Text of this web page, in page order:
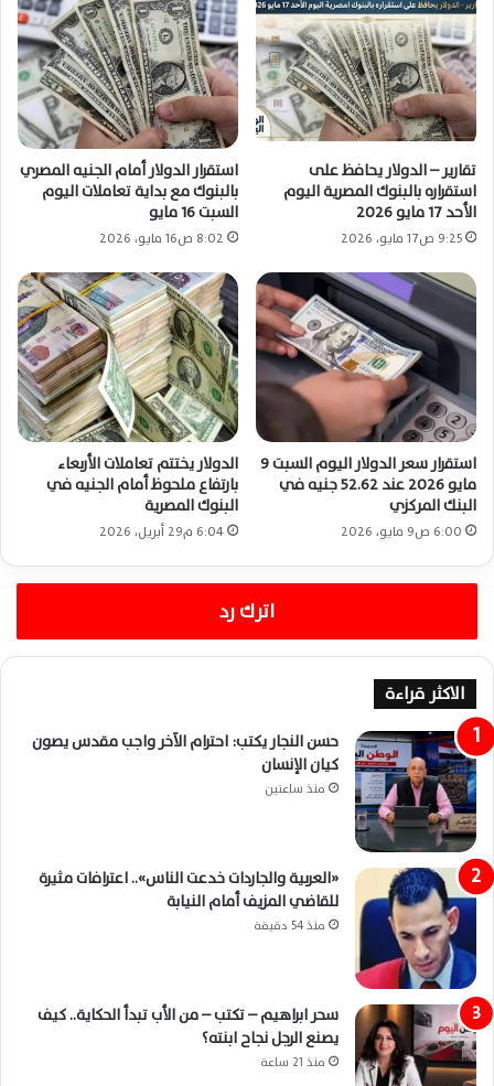
تقارير – الدولار يحافظ على
استقراره بالبنوك المصرية اليوم
الأحد 17 مايو 2026
9:25 ص17 مايو، 2026
استقرار الدولار أمام الجنيه المصري
بالبنوك مع بداية تعاملات اليوم
السبت 16 مايو
8:02 ص16 مايو، 2026
استقرار سعر الدولار اليوم السبت 9
مايو 2026 عند 52.62 جنيه في
البنك المركزي
6:00 ص9 مايو، 2026
الدولار يختتم تعاملات الأربعاء
بارتفاع ملحوظ أمام الجنيه في
البنوك المصرية
6:04 م29 أبريل، 2026
اترك رد
الاكثر قراءة
حسن النجار يكتب: احترام الآخر واجب مقدس يصون
كيان الإنسان
منذ ساعتين
«العربية والجاردات خدعت الناس».. اعترافات مثيرة
للقاضي المزيف أمام النيابة
منذ 54 دقيقة
سحر ابراهيم – تكتب – من الأب تبدأ الحكاية.. كيف
يصنع الرجل نجاح ابنته؟
منذ 21 ساعة